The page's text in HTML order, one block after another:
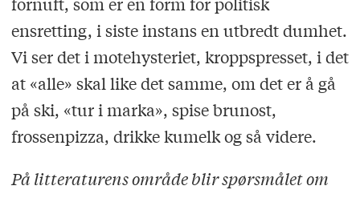
ensretting, i siste instans en utbredt dumhet.
Vi ser det i motehysteriet, kroppspresset, i det
at «alle» skal like det samme, om det er å gå
på ski, «tur i marka», spise brunost,
frossenpizza, drikke kumelk og så videre.
På litteraturens område blir spørsmålet om